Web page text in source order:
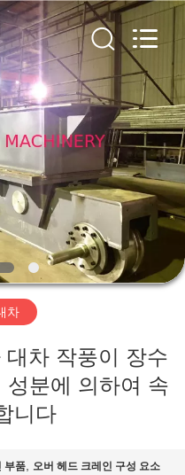
차
차 작풍이 장수
성분에 의하여 속
니다
부품, 오버 헤드 크레인 구성 요소